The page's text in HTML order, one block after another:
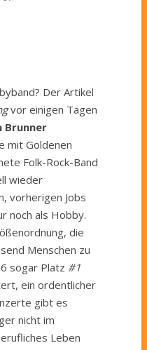
Der Artikel
vor einigen Tagen
Brunner
mit Goldenen
Folk-Rock-Band
wieder
vorherigen Jobs
noch als Hobby.
die
Menschen zu
sogar Platz #1
ein ordentlicher
gibt es
nicht im
Leben